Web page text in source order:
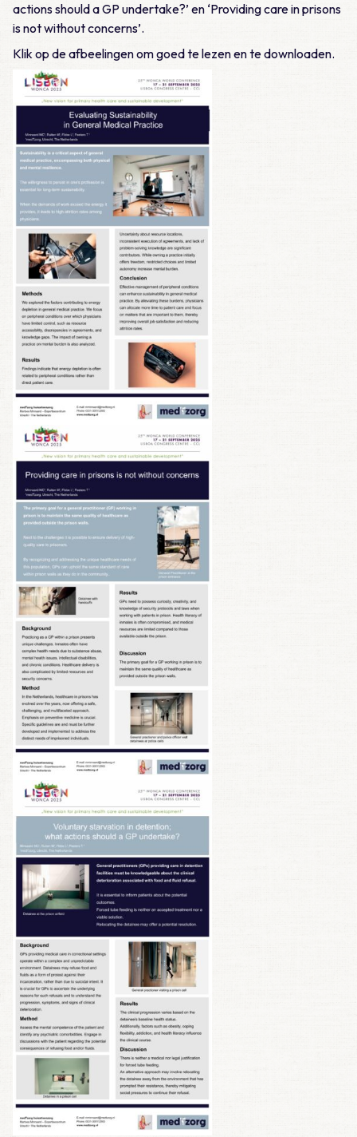
actions should a GP undertake?’ en ‘Providing care in prisons
is not without concerns’.
Klik op de afbeelingen om goed te lezen en te downloaden.